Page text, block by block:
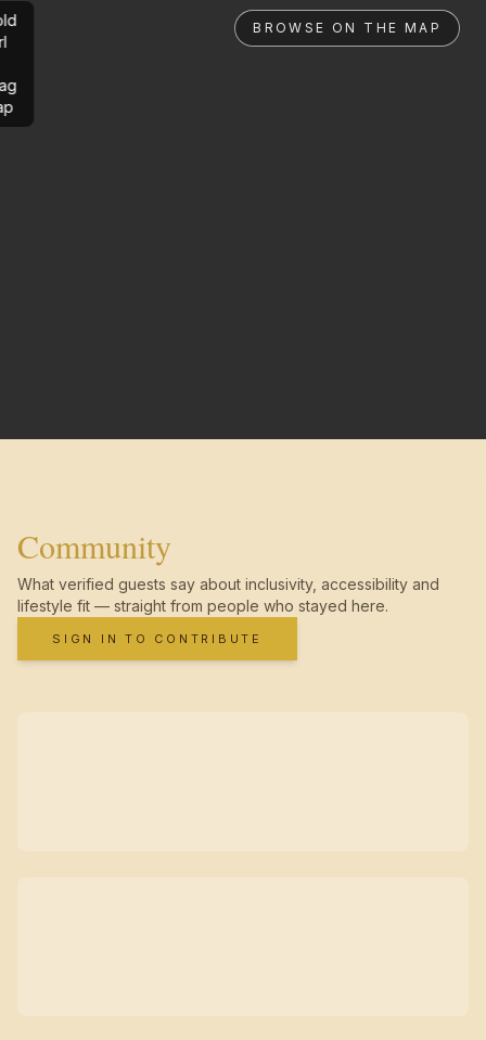
BROWSE ON THE MAP
Community
What verified guests say about inclusivity, accessibility and
lifestyle fit — straight from people who stayed here.
SIGN IN TO CONTRIBUTE